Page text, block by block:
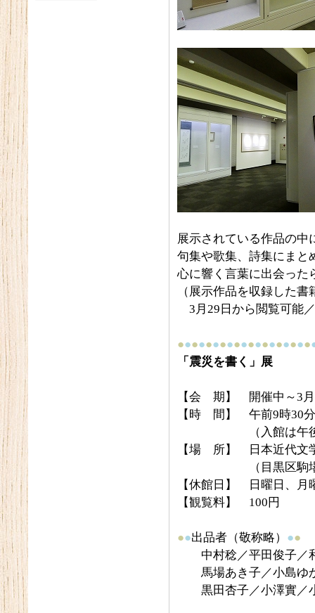
展示されている作品の中
句集や歌集、詩集にまと
心に響く言葉に出会った
（展示作品を収録した
3月29日から閲覧可能
●●●●●●●●●●●●●●●●●●●
「震災を書く」展
【会 期】 開催中～3月
【時 間】 午前9時30
（入館は午後4
【場 所】 日本近代文
（目黒区駒場4-
【休館日】 日曜日、月
【観覧料】 100円
●●出品者（敬称略） ●●
中村稔／平田俊子／
馬場あき子／小島ゆ
黒田杏子／小澤實／